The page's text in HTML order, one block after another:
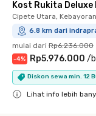
Kost Rukita Deluxe
Cipete Utara,
6.8 km dari
mulai dari Rp6.236.000
-4% Rp5.976.000 /
Diskon sewa min. 12
Lihat info lebih